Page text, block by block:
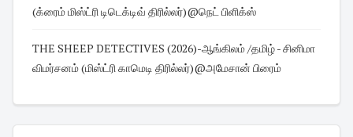
(க்ரைம் மிஸ்ட்ரி டிடெக்டிவ் திரில்லர்)@நெட் பிளிக்ஸ்
THE SHEEP DETECTIVES (2026)-ஆங்கிலம் /தமிழ் - சினிமா
விமர்சனம் (மிஸ்ட்ரி காமெடி திரில்லர்)@அமேசான் பிரைம்